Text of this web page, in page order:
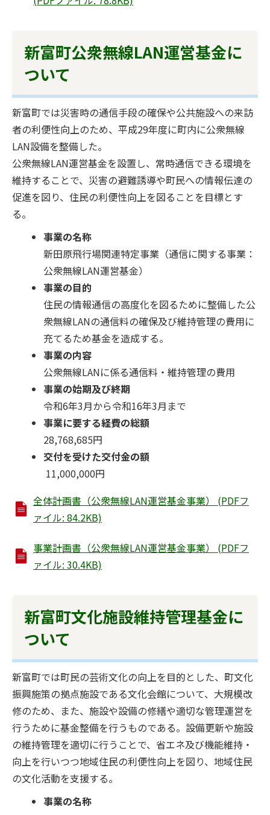
新富町公衆無線LAN運営基金に
ついて
新富町では災害時の通信手段の確保や公共施設への来訪
者の利便性向上のため、平成29年度に町内に公衆無線
LAN設備を整備した。
公衆無線LAN運営基金を設置し、常時通信できる環境を
維持することで、災害の避難誘導や町民への情報伝達の
促進を図り、住民の利便性向上を図ることを目標とす
る。
事業の名称
新田原飛行場関連特定事業（通信に関する事業：
公衆無線LAN運営基金）
事業の目的
住民の情報通信の高度化を図るために整備した公
衆無線LANの通信料の確保及び維持管理の費用に
充てるため基金を造成する。
事業の内容
公衆無線LANに係る通信料・維持管理の費用
事業の始期及び終期
令和6年3月から令和16年3月まで
事業に要する経費の総額
28,768,685円
交付を受けた交付金の額
11,000,000円
全体計画書（公衆無線LAN運営基金事業） (PDFフ
ァイル: 84.2KB)
事業計画書（公衆無線LAN運営基金事業） (PDFフ
ァイル: 30.4KB)
新富町文化施設維持管理基金に
ついて
新富町では町民の芸術文化の向上を目的とした、町文化
振興施策の拠点施設である文化会館について、大規模改
修のため、また、施設や設備の修繕や適切な管理運営を
行うために基金整備を行うものである。設備更新や施設
の維持管理を適切に行うことで、省エネ及び機能維持・
向上を行いつつ地域住民の利便性向上を図り、地域住民
の文化活動を支援する。
事業の名称